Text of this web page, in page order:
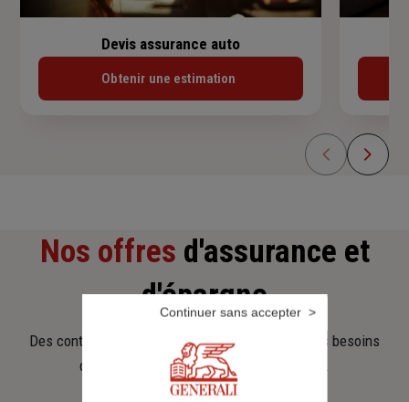
Devis assurance auto
Obtenir une estimation
Nos offres d'assurance et
d'épargne
Des contrats clairs et flexibles pour sécuriser vos besoins
d’aujourd’hui et anticiper ceux de demain.
Continuer sans accepter